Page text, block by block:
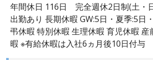
年間休日 116日 完全週休2日制(土・
出勤あり 長期休暇 GW:5日・夏季:5日
弔休暇 特別休暇 生理休暇 育児休暇 産
暇 ※有給休暇は入社6ヵ月後10日付与